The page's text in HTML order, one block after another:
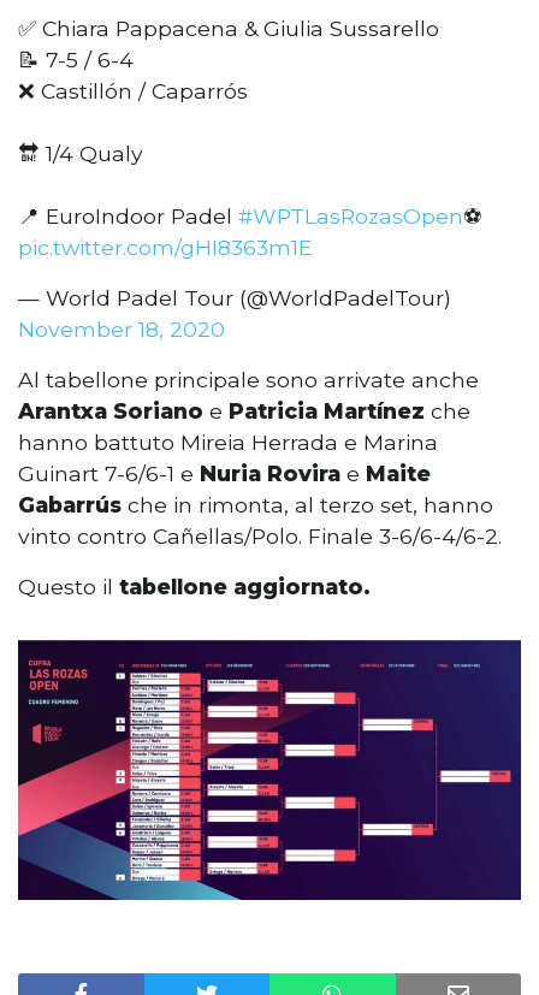
✅ Chiara Pappacena & Giulia Sussarello
📝 7-5 / 6-4
❌ Castillón / Caparrós
🔛 1/4 Qualy
📍 EuroIndoor Padel #WPTLasRozasOpen⚽
pic.twitter.com/gHI8363m1E
— World Padel Tour (@WorldPadelTour)
November 18, 2020
Al tabellone principale sono arrivate anche
Arantxa Soriano e Patricia Martínez che
hanno battuto Mireia Herrada e Marina
Guinart 7-6/6-1 e Nuria Rovira e Maite
Gabarrús che in rimonta, al terzo set, hanno
vinto contro Cañellas/Polo. Finale 3-6/6-4/6-2.
Questo il tabellone aggiornato.